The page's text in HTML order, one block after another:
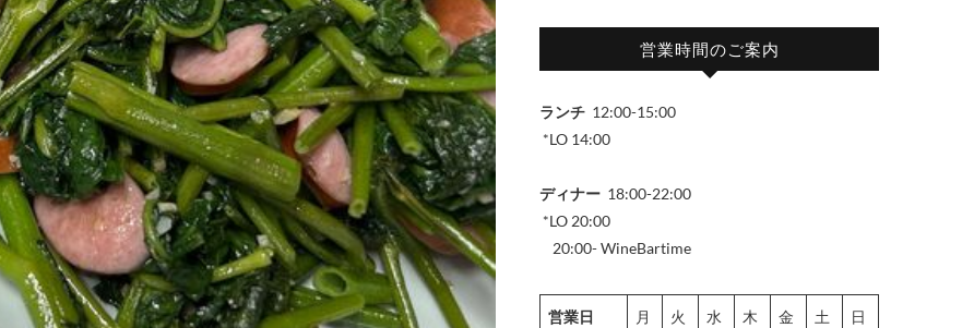
営業時間のご案内
ランチ 12:00-15:00
*LO 14:00
ディナー 18:00-22:00
*LO 20:00
20:00- WineBartime
営業日 月 火 水 木 金 土 日